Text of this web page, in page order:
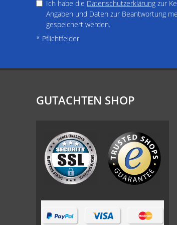
Ich habe die Datenschutzerklärung zur
Angaben und Daten zur Beantwortung
gespeichert werden.
* Pflichtfelder
GUTACHTEN SHOP